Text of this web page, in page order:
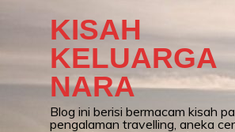
KISAH
KELUARGA
NARA
Blog ini berisi bermacam kisah
pengalaman travelling, aneka